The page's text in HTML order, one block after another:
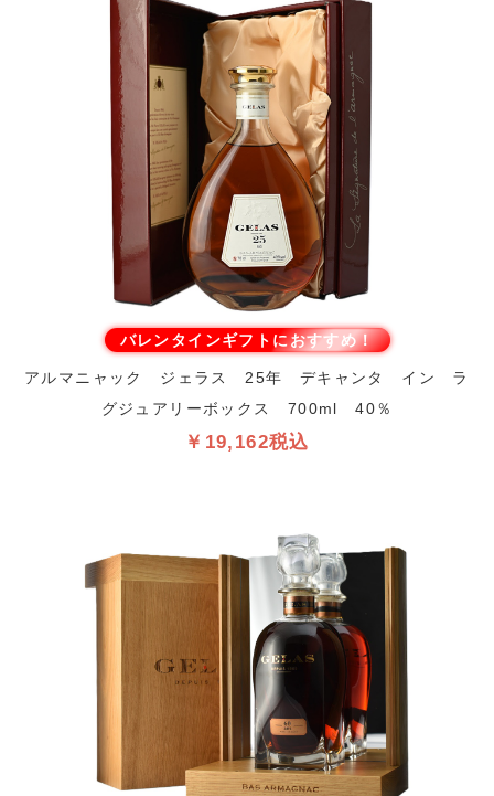
バレンタインギフトにおすすめ！
アルマニャック ジェラス 25年 デキャンタ イン ラ
グジュアリーボックス 700ml 40％
￥19,162税込